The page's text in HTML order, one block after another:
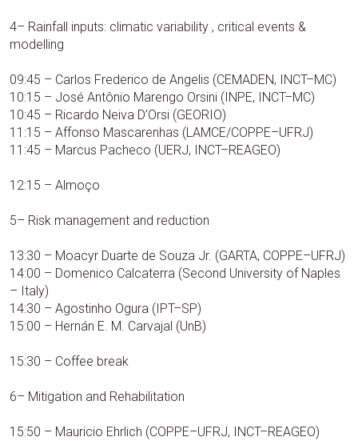
4– Rainfall inputs: climatic variability , critical events &
modelling
09:45 – Carlos Frederico de Angelis (CEMADEN, INCT–MC)
10:15 – José Antônio Marengo Orsini (INPE, INCT–MC)
10:45 – Ricardo Neiva D’Orsi (GEORIO)
11:15 – Affonso Mascarenhas (LAMCE/COPPE–UFRJ)
11:45 – Marcus Pacheco (UERJ, INCT–REAGEO)
12:15 – Almoço
5– Risk management and reduction
13:30 – Moacyr Duarte de Souza Jr. (GARTA, COPPE–UFRJ)
14:00 – Domenico Calcaterra (Second University of Naples
– Italy)
14:30 – Agostinho Ogura (IPT–SP)
15:00 – Hernán E. M. Carvajal (UnB)
15:30 – Coffee break
6– Mitigation and Rehabilitation
15:50 – Mauricio Ehrlich (COPPE–UFRJ, INCT–REAGEO)